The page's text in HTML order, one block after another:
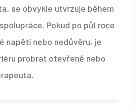
se obvykle utvrzuje během
Pokud po půl roce
napětí nebo nedůvěru, je
probrat otevřeně nebo